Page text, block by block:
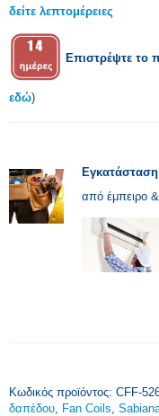
δείτε λεπτομέρειες
Επιστρέψτε το
εδώ)
Εγκατάσταση
από έμπειρο
Κωδικός προϊόντος: CFF-
δαπέδου Fan Coils